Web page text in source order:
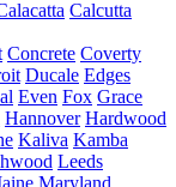
Calcutta
Concrete Coverty
Ducale Edges
Even Fox Grace
Hannover Hardwood
Kaliva Kamba
Leeds